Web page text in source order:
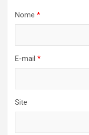
Nome *
E-mail *
Site